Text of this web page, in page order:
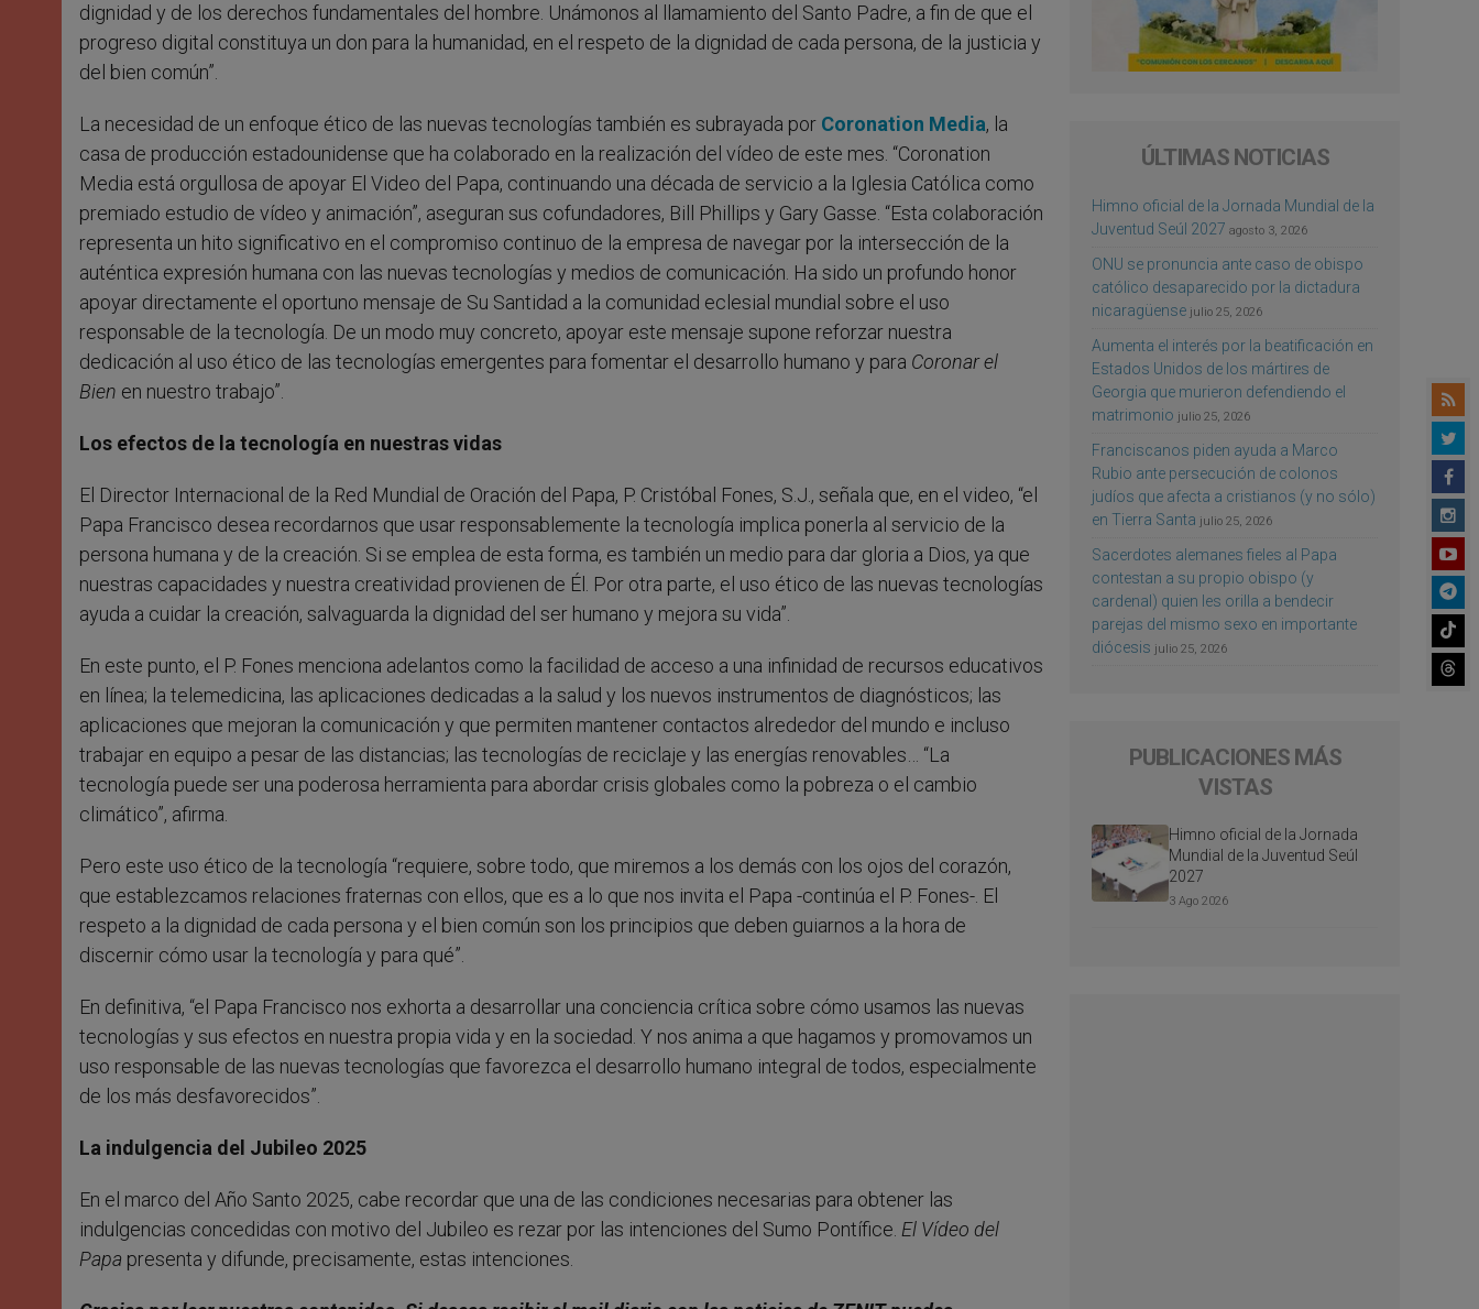
dignidad y de los derechos fundamentales del hombre. Unámonos al llamamiento del Santo Padre, a fin de que el
progreso digital constituya un don para la humanidad, en el respeto de la dignidad de cada persona, de la justicia y
del bien común”.
La necesidad de un enfoque ético de las nuevas tecnologías también es subrayada por Coronation Media, la
casa de producción estadounidense que ha colaborado en la realización del vídeo de este mes. “Coronation
Media está orgullosa de apoyar El Video del Papa, continuando una década de servicio a la Iglesia Católica como
premiado estudio de vídeo y animación”, aseguran sus cofundadores, Bill Phillips y Gary Gasse. “Esta colaboración
representa un hito significativo en el compromiso continuo de la empresa de navegar por la intersección de la
auténtica expresión humana con las nuevas tecnologías y medios de comunicación. Ha sido un profundo honor
apoyar directamente el oportuno mensaje de Su Santidad a la comunidad eclesial mundial sobre el uso
responsable de la tecnología. De un modo muy concreto, apoyar este mensaje supone reforzar nuestra
dedicación al uso ético de las tecnologías emergentes para fomentar el desarrollo humano y para Coronar el
Bien en nuestro trabajo”.
Los efectos de la tecnología en nuestras vidas
El Director Internacional de la Red Mundial de Oración del Papa, P. Cristóbal Fones, S.J., señala que, en el video, “el
Papa Francisco desea recordarnos que usar responsablemente la tecnología implica ponerla al servicio de la
persona humana y de la creación. Si se emplea de esta forma, es también un medio para dar gloria a Dios, ya que
nuestras capacidades y nuestra creatividad provienen de Él. Por otra parte, el uso ético de las nuevas tecnologías
ayuda a cuidar la creación, salvaguarda la dignidad del ser humano y mejora su vida”.
En este punto, el P. Fones menciona adelantos como la facilidad de acceso a una infinidad de recursos educativos
en línea; la telemedicina, las aplicaciones dedicadas a la salud y los nuevos instrumentos de diagnósticos; las
aplicaciones que mejoran la comunicación y que permiten mantener contactos alrededor del mundo e incluso
trabajar en equipo a pesar de las distancias; las tecnologías de reciclaje y las energías renovables… “La
tecnología puede ser una poderosa herramienta para abordar crisis globales como la pobreza o el cambio
climático”, afirma.
Pero este uso ético de la tecnología “requiere, sobre todo, que miremos a los demás con los ojos del corazón,
que establezcamos relaciones fraternas con ellos, que es a lo que nos invita el Papa -continúa el P. Fones-. El
respeto a la dignidad de cada persona y el bien común son los principios que deben guiarnos a la hora de
discernir cómo usar la tecnología y para qué”.
En definitiva, “el Papa Francisco nos exhorta a desarrollar una conciencia crítica sobre cómo usamos las nuevas
tecnologías y sus efectos en nuestra propia vida y en la sociedad. Y nos anima a que hagamos y promovamos un
uso responsable de las nuevas tecnologías que favorezca el desarrollo humano integral de todos, especialmente
de los más desfavorecidos”.
La indulgencia del Jubileo 2025
En el marco del Año Santo 2025, cabe recordar que una de las condiciones necesarias para obtener las
indulgencias concedidas con motivo del Jubileo es rezar por las intenciones del Sumo Pontífice. El Vídeo del
Papa presenta y difunde, precisamente, estas intenciones.
ÚLTIMAS NOTICIAS
Himno oficial de la Jornada Mundial de la
Juventud Seúl 2027 agosto 3, 2026
ONU se pronuncia ante caso de obispo
católico desaparecido por la dictadura
nicaragüense julio 25, 2026
Aumenta el interés por la beatificación en
Estados Unidos de los mártires de
Georgia que murieron defendiendo el
matrimonio julio 25, 2026
Franciscanos piden ayuda a Marco
Rubio ante persecución de colonos
judíos que afecta a cristianos (y no sólo)
en Tierra Santa julio 25, 2026
Sacerdotes alemanes fieles al Papa
contestan a su propio obispo (y
cardenal) quien les orilla a bendecir
parejas del mismo sexo en importante
diócesis julio 25, 2026
PUBLICACIONES MÁS
VISTAS
Himno oficial de la Jornada
Mundial de la Juventud Seúl
2027
3 Ago 2026